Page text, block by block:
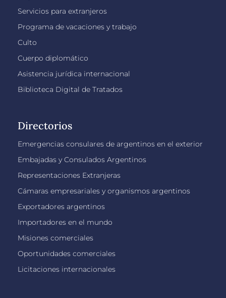
Servicios para extranjeros
Programa de vacaciones y trabajo
Culto
Cuerpo diplomático
Asistencia jurídica internacional
Biblioteca Digital de Tratados
Directorios
Emergencias consulares de argentinos en el exterior
Embajadas y Consulados Argentinos
Representaciones Extranjeras
Cámaras empresariales y organismos argentinos
Exportadores argentinos
Importadores en el mundo
Misiones comerciales
Oportunidades comerciales
Licitaciones internacionales